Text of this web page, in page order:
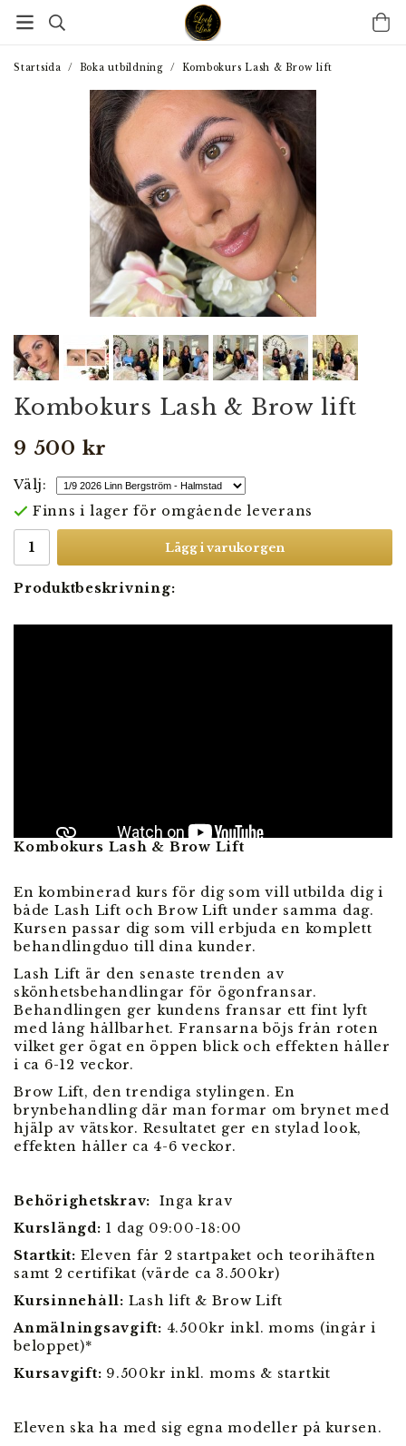
Startsida / Boka utbildning / Kombokurs Lash & Brow lift
Kombokurs Lash & Brow lift
9 500 kr
Välj:
Finns i lager för omgående leverans
Lägg i varukorgen
Produktbeskrivning:
både Lash Lift och Brow Lift under samma dag.
Kursen passar dig som vill erbjuda en komplett
behandlingduo till dina kunder.
Lash Lift är den senaste trenden av
skönhetsbehandlingar för ögonfransar.
Behandlingen ger kundens fransar ett fint lyft
med lång hållbarhet. Fransarna böjs från roten
vilket ger ögat en öppen blick och effekten håller
i ca 6-12 veckor.
Brow Lift, den trendiga stylingen. En
brynbehandling där man formar om brynet med
hjälp av vätskor. Resultatet ger en stylad look,
effekten håller ca 4-6 veckor.
Kombokurs Lash & Brow Lift
En kombinerad kurs för dig som vill utbilda dig i
både Lash Lift och Brow Lift under samma dag.
Kursen passar dig som vill erbjuda en komplett
behandlingduo till dina kunder.
Lash Lift är den senaste trenden av
skönhetsbehandlingar för ögonfransar.
Behandlingen ger kundens fransar ett fint lyft
med lång hållbarhet. Fransarna böjs från roten
vilket ger ögat en öppen blick och effekten håller
i ca 6-12 veckor.
Brow Lift, den trendiga stylingen. En
brynbehandling där man formar om brynet med
hjälp av vätskor. Resultatet ger en stylad look,
effekten håller ca 4-6 veckor.
Behörighetskrav: Inga krav
Kurslängd: 1 dag 09:00-18:00
Startkit: Eleven får 2 startpaket och teorihäften
samt 2 certifikat (värde ca 3.500kr)
Kursinnehåll: Lash lift & Brow Lift
Anmälningsavgift: 4.500kr inkl. moms (ingår i
beloppet)*
Kursavgift: 9.500kr inkl. moms & startkit
Eleven ska ha med sig egna modeller på kursen.